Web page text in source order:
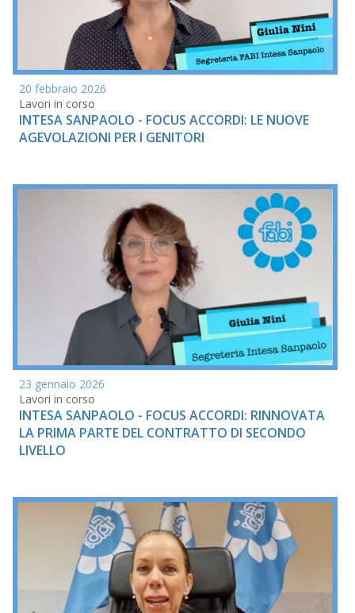
20 febbraio 2026
Lavori in corso
INTESA SANPAOLO - FOCUS ACCORDI: LE NUOVE
AGEVOLAZIONI PER I GENITORI
23 gennaio 2026
Lavori in corso
INTESA SANPAOLO - FOCUS ACCORDI: RINNOVATA
LA PRIMA PARTE DEL CONTRATTO DI SECONDO
LIVELLO